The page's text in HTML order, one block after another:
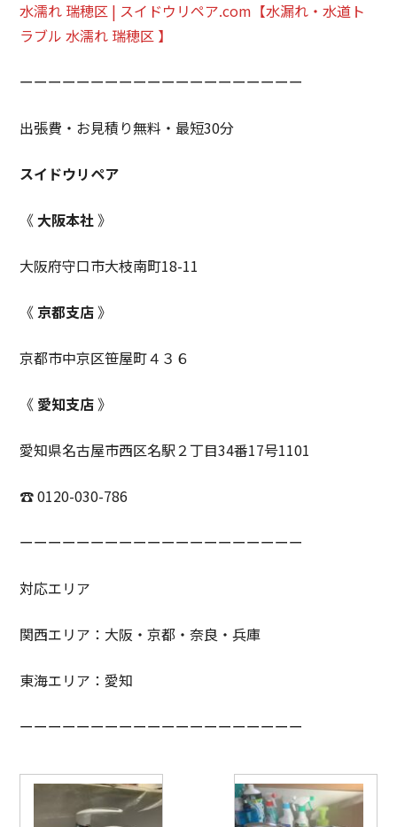
水濡れ 瑞穂区 | スイドウリペア.com【水漏れ・水道ト
ラブル 水濡れ 瑞穂区 】
ーーーーーーーーーーーーーーーーーーーー
出張費・お見積り無料・最短30分
スイドウリペア
《大阪本社》
大阪府守口市大枝南町18-11
《京都支店》
京都市中京区笹屋町４３６
《 愛知支店》
愛知県名古屋市西区名駅２丁目34番17号1101
☎ 0120-030-786
ーーーーーーーーーーーーーーーーーーーー
対応エリア
関西エリア：大阪・京都・奈良・兵庫
東海エリア：愛知
ーーーーーーーーーーーーーーーーーーーー